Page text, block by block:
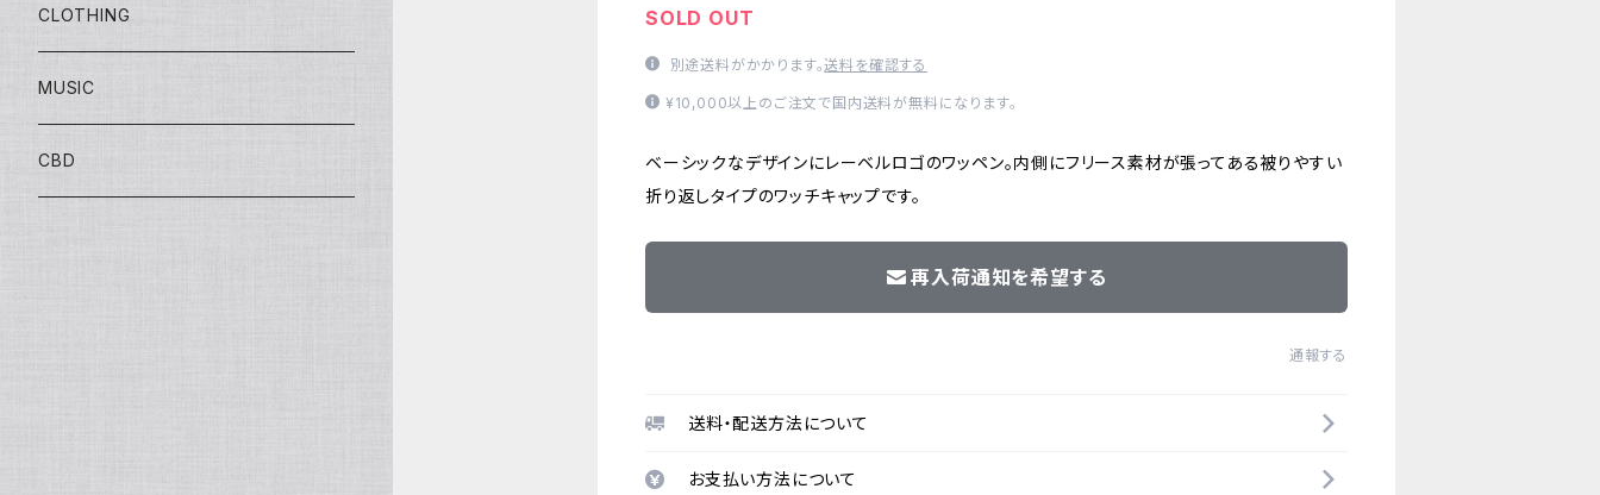
SOLD OUT
別途送料がかかります。送料を確認する
¥10,000以上のご注文で国内送料が無料になります。
ベーシックなデザインにレーベルロゴのワッペン。内側にフリース素材が張ってある被りやすい
折り返しタイプのワッチキャップです。
再入荷通知を希望する
通報する
送料・配送方法について
お支払い方法について
CLOTHING
MUSIC
CBD